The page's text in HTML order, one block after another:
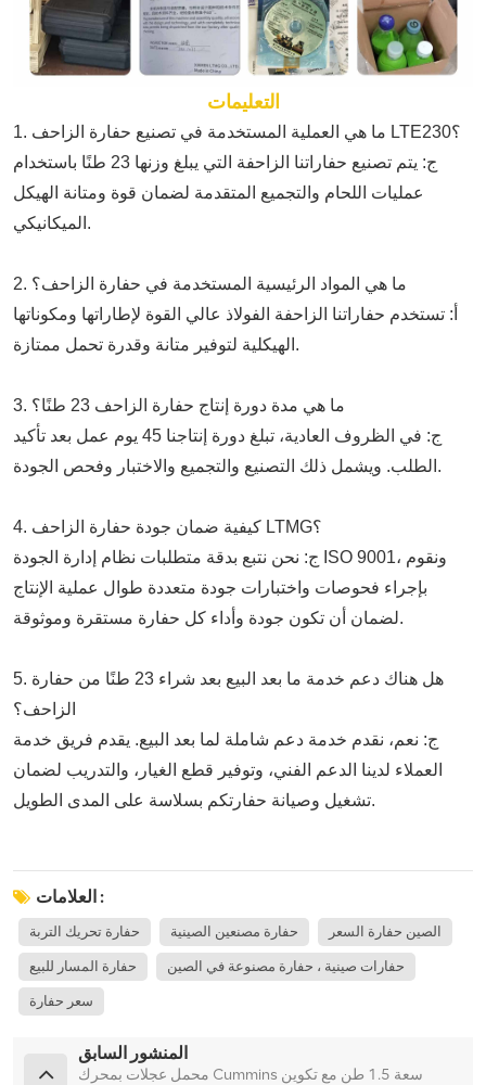
التعليمات
1. ما هي العملية المستخدمة في تصنيع حفارة الزاحف LTE230؟
ج: يتم تصنيع حفاراتنا الزاحفة التي يبلغ وزنها 23 طنًا باستخدام
عمليات اللحام والتجميع المتقدمة لضمان قوة ومتانة الهيكل
الميكانيكي.
2. ما هي المواد الرئيسية المستخدمة في حفارة الزاحف؟
أ: تستخدم حفاراتنا الزاحفة الفولاذ عالي القوة لإطاراتها ومكوناتها
الهيكلية لتوفير متانة وقدرة تحمل ممتازة.
3. ما هي مدة دورة إنتاج حفارة الزاحف 23 طنًا؟
ج: في الظروف العادية، تبلغ دورة إنتاجنا 45 يوم عمل بعد تأكيد
الطلب. ويشمل ذلك التصنيع والتجميع والاختبار وفحص الجودة.
4. كيفية ضمان جودة حفارة الزاحف LTMG؟
ج: نحن نتبع بدقة متطلبات نظام إدارة الجودة ISO 9001، ونقوم
بإجراء فحوصات واختبارات جودة متعددة طوال عملية الإنتاج
لضمان أن تكون جودة وأداء كل حفارة مستقرة وموثوقة.
5. هل هناك دعم خدمة ما بعد البيع بعد شراء 23 طنًا من حفارة
الزاحف؟
ج: نعم، نقدم خدمة دعم شاملة لما بعد البيع. يقدم فريق خدمة
العملاء لدينا الدعم الفني، وتوفير قطع الغيار، والتدريب لضمان
تشغيل وصيانة حفارتكم بسلاسة على المدى الطويل.
العلامات :
حفارة تحريك التربة حفارة مصنعين الصينية الصين حفارة السعر
حفارة المسار للبيع حفارات صينية ، حفارة مصنوعة في الصين
سعر حفارة
المنشور السابق
محمل عجلات بمحرك Cummins سعة 1.5 طن مع تكوين